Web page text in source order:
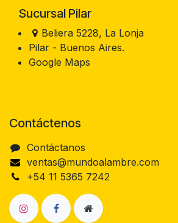
Sucursal Pilar
Beliera 5228, La Lonja
Pilar - Buenos Aires.
Google Maps
Contáctenos
Contáctanos
ventas@mundoalambre.com
+54 11 5365 7242